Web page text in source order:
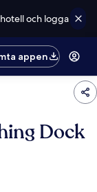
och logga
appen
Dock